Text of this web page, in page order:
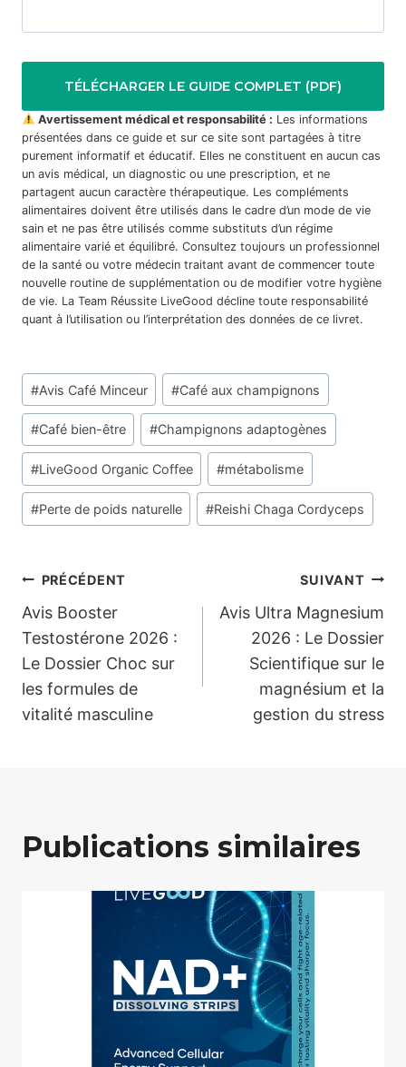
TÉLÉCHARGER LE GUIDE COMPLET (PDF)
Avertissement médical et responsabilité : Les informations
présentées dans ce guide et sur ce site sont partagées à titre
purement informatif et éducatif. Elles ne constituent en aucun cas
un avis médical, un diagnostic ou une prescription, et ne
partagent aucun caractère thérapeutique. Les compléments
alimentaires doivent être utilisés dans le cadre d’un mode de vie
sain et ne pas être utilisés comme substituts d’un régime
alimentaire varié et équilibré. Consultez toujours un professionnel
de la santé ou votre médecin traitant avant de commencer toute
nouvelle routine de supplémentation ou de modifier votre hygiène
de vie. La Team Réussite LiveGood décline toute responsabilité
quant à l’utilisation ou l’interprétation des données de ce livret.
Étiquettes
de
la
publication :
#Avis Café Minceur #Café aux champignons
#Café bien-être #Champignons adaptogènes
#LiveGood Organic Coffee #métabolisme
#Perte de poids naturelle #Reishi Chaga Cordyceps
Navigation
de
l’article
PRÉCÉDENT
Avis Booster
Testostérone 2026 :
Le Dossier Choc sur
les formules de
vitalité masculine
SUIVANT
Avis Ultra Magnesium
2026 : Le Dossier
Scientifique sur le
magnésium et la
gestion du stress
Publications similaires